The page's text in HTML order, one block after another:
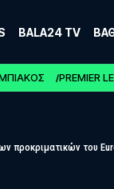
BALA24 TV
PREMIER
προκριματικών του